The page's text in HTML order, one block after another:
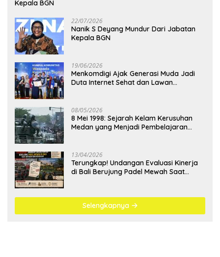
Kepala BGN
22/07/2026
Nanik S Deyang Mundur Dari Jabatan
Kepala BGN
19/06/2026
Menkomdigi Ajak Generasi Muda Jadi
Duta Internet Sehat dan Lawan
08/05/2026
8 Mei 1998: Sejarah Kelam Kerusuhan
Medan yang Menjadi Pembelajaran
13/04/2026
Terungkap! Undangan Evaluasi Kinerja
di Bali Berujung Padel Mewah Saat
Selengkapnya